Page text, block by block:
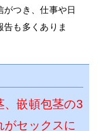
つき、仕事や日
も多くありま
、嵌頓包茎の3
セックスに